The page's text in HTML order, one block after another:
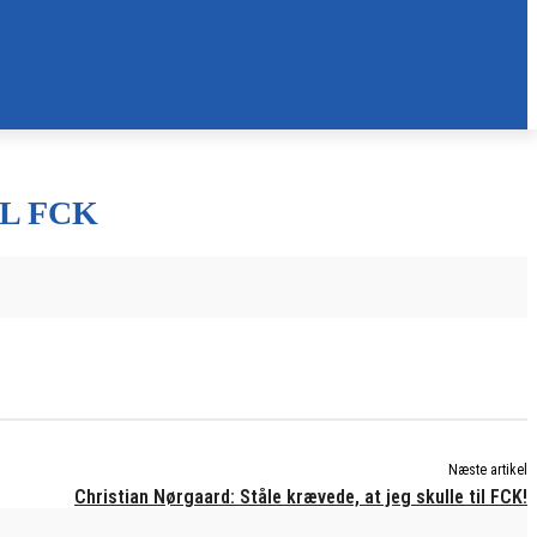
FCK
Næste artikel
Christian Nørgaard: Ståle krævede, at jeg skulle til FCK!